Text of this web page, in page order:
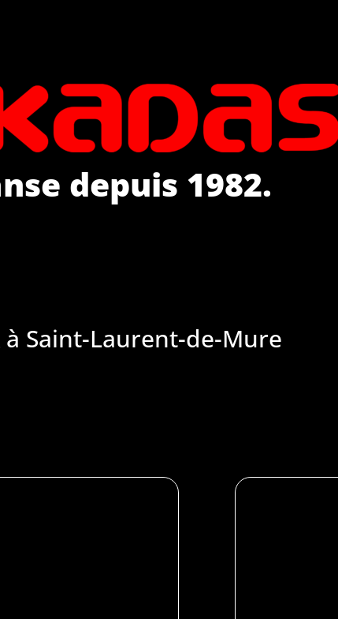
depuis 1982.
à Saint-Laurent-de-Mure